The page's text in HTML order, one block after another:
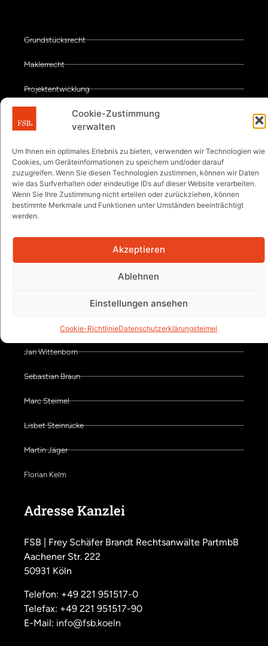
Cookie-Zustimmung
verwalten
Um Ihnen ein optimales Erlebnis zu bieten, verwenden wir Technologien wie
Cookies, um Geräteinformationen zu speichern und/oder darauf
zuzugreifen. Wenn Sie diesen Technologien zustimmen, können wir Daten
wie das Surfverhalten oder eindeutige IDs auf dieser Website verarbeiten.
Wenn Sie Ihre Zustimmung nicht erteilen oder zurückziehen, können
bestimmte Merkmale und Funktionen unter Umständen beeinträchtigt
werden.
Akzeptieren
Ablehnen
Einstellungen ansehen
Cookie-RichtlinieDatenschutzerklärungsteimel
Grundstücksrecht
Maklerrecht
Projektentwicklung
Vertragsgestaltung
Zwangsvollstreckung
Rechtsanwälte bei FSB
Claude-Henrik Husemann
Jan Wittenborn
Sebastian Braun
Marc Steimel
Lisbet Steinrücke
Martin Jäger
Florian Kelm
Adresse Kanzlei
FSB | Frey Schäfer Brandt Rechtsanwälte PartmbB
Aachener Str. 222
50931 Köln
Telefon: +49 221 951517-0
Telefax: +49 221 951517-90
E-Mail: info@fsb.koeln